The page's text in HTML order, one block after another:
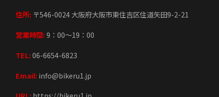
住所: 〒546-0024 大阪府大阪市東住吉区住道矢田9-2-21
営業時間:9：00～19：00
TEL:06-6654-6823
Email:info@bikeru1.jp